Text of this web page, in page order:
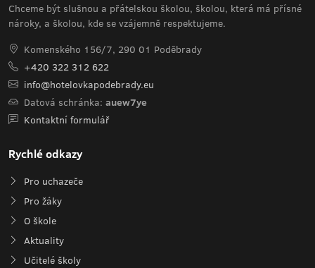
Chceme být slušnou a přátelskou školou, školou, která má přísné
nároky, a školou, kde se vzájemně respektujeme.
Komenského 156/7, 290 01 Poděbrady
+420 322 312 622
info@hotelovkapodebrady.eu
Datová schránka: auew7ye
Kontaktní formulář
Rychlé odkazy
Pro uchazeče
Pro žáky
O škole
Aktuality
Učitelé školy